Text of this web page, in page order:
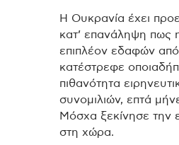
Η Ουκρανία έχει
κατ’ επανάληψη πως
επιπλέον εδαφών
κατέστρεφε
πιθανότητα
συνομιλιών, επτά
Μόσχα ξεκίνησε την
στη χώρα.